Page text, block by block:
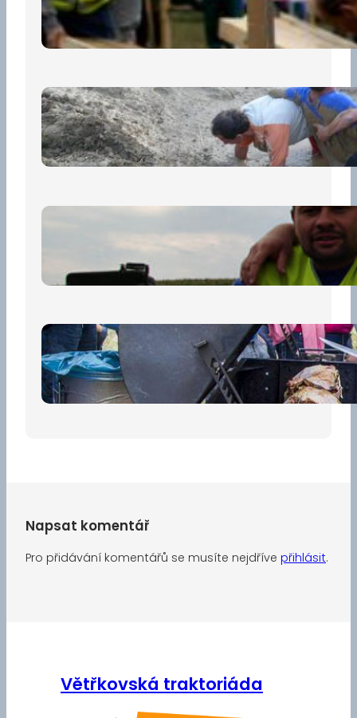
13 července, 2026
„Prase za prase“: Kdo doběhne
první, vyhraje!
30 června, 2026
Bezpečnost na prvním místě
15 května, 2026
Pro diváky
30 dubna, 2026
Napsat komentář
Pro přidávání komentářů se musíte nejdříve přihlásit.
Větřkovská traktoriáda